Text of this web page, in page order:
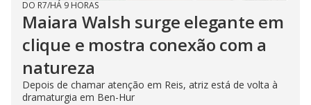
DO R7/HÁ 9 HORAS
Maiara Walsh surge elegante em
clique e mostra conexão com a
natureza
Depois de chamar atenção em Reis, atriz está de volta à
dramaturgia em Ben-Hur